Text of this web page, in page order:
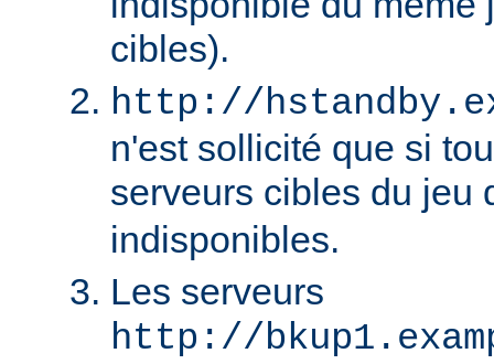
cibles).
http://
n'est sollicité que si
serveurs cibles du jeu
indisponibles.
Les serveurs
http://